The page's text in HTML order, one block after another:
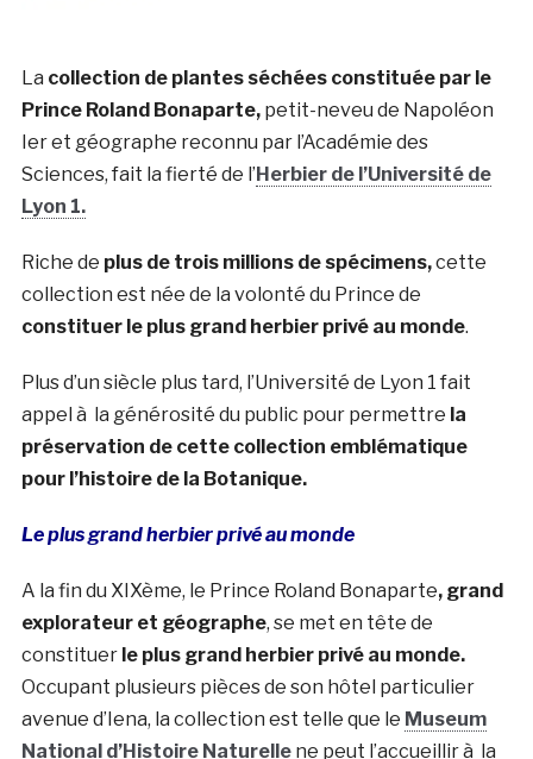
La collection de plantes séchées constituée par le
Prince Roland Bonaparte,petit-neveu de Napoléon
Ier et géographe reconnu par l’Académie des
Sciences, fait la fierté de l’Herbier de l’Université de
Lyon 1.
Riche de plus de trois millions de spécimens,cette
collection est née de la volonté du Prince de
constituer le plus grand herbier privé au monde.
Plus d’un siècle plus tard, l’Université de Lyon 1 fait
appel à la générosité du public pour permettre la
préservation de cette collection emblématique
pour l’histoire de la Botanique.
Le plus grand herbier privé au monde
A la fin du XIXème, le Prince Roland Bonaparte, grand
explorateur et géographe, se met en tête de
constituer le plus grand herbier privé au monde.
Occupant plusieurs pièces de son hôtel particulier
avenue d’Iena, la collection est telle que le Museum
National d’Histoire Naturellene peut l’accueillir à la